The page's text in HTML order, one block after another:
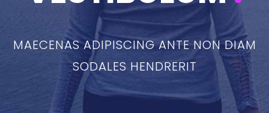
MAECENAS ADIPISCING ANTE NON DIAM
SODALES HENDRERIT